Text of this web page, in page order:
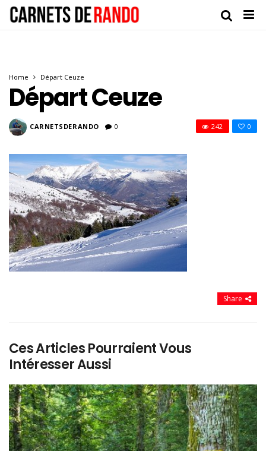
Home Départ Ceuze
Départ Ceuze
CARNETSDERANDO 0 0
242
Share
Ces Articles Pourraient Vous
Intéresser Aussi